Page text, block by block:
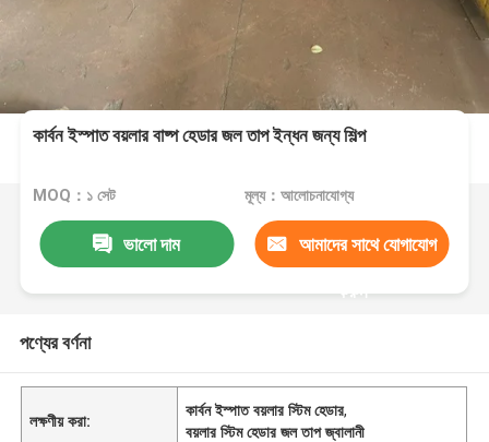
কার্বন ইস্পাত বয়লার বাষ্প হেডার জল তাপ ইন্ধন জন্য শিল্প
MOQ：১ সেট মূল্য：আলোচনাযোগ্য
ভালো দাম আমাদের সাথে যোগাযোগ
করুন
পণ্যের বর্ণনা
লক্ষণীয় করা:
কার্বন ইস্পাত বয়লার স্টিম হেডার,
বয়লার স্টিম হেডার জল তাপ জ্বালানী